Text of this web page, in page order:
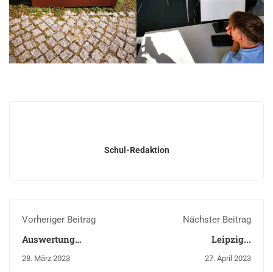
Schul-Redaktion
Vorheriger Beitrag
Auswertung
Wettbewerb
28. März 2023
Nächster Beitrag
Leipzig...
27. April 2023